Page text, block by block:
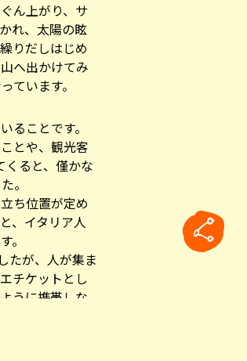
ん上がり、サ
れ、太陽の眩
りだしはじめ
へ出かけてみ
ています。
ることです。
とや、観光客
くると、僅かな
。
ち位置が定め
、イタリア人
。
たが、人が集ま
チケットとし
うに携帯しな